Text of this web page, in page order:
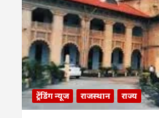
ट्रेंडिंग न्यूज राजस्थान राज्य